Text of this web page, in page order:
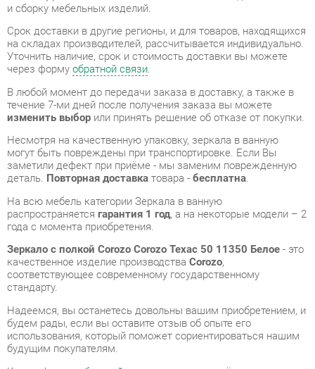
через формуобратной связи
В любой момент до передачи заказа в доставку, а также в
течение 7-ми дней после получения заказа вы можете
изменить выборили принять решение об отказе от покупки.
Несмотря на качественную упаковку, зеркала в ванную
заметили дефект при приёме - мы заменим поврежденную
деталь.Повторная доставкатовара -бесплатна.
распространяетсягарантия 1 год, а на некоторые модели – 2
года с момента приобретения.
Зеркало с полкой Corozo Corozo Техас 50 11350 Белое
соответствующее современному государственному
стандарту.
Надеемся, вы останетесь довольны вашим приобретением, и
будем рады, если вы оставите отзыв об опыте его
использования, который поможет сориентироваться нашим
будущим покупателям.
Кроме формы
консультацию, фото и видеообзор продукции вы можете по
e-mail, телефону в Екатеринбурге и через мессенджеры
Telegram и WhatsApp.
Зеркала в ванную также можно сравнить между собой в